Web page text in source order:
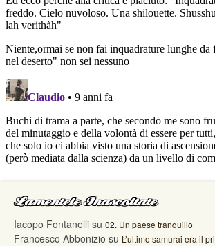
Lamentele Inascoltate
Iacopo Fontanelli su 02. Un paese tranquillo
Francesco Abbonizio su L’ultimo samurai era il